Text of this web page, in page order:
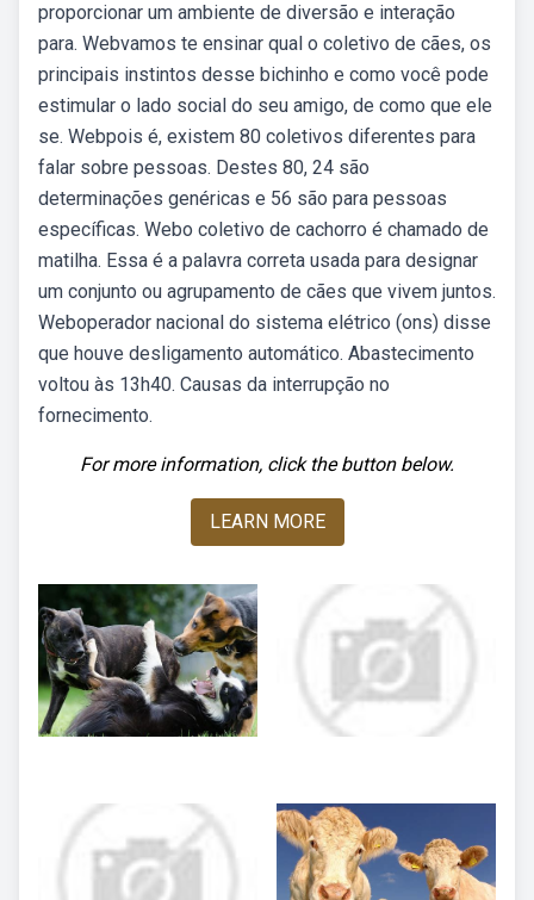
proporcionar um ambiente de diversão e interação
para. Webvamos te ensinar qual o coletivo de cães, os
principais instintos desse bichinho e como você pode
estimular o lado social do seu amigo, de como que ele
se. Webpois é, existem 80 coletivos diferentes para
falar sobre pessoas. Destes 80, 24 são
determinações genéricas e 56 são para pessoas
específicas. Webo coletivo de cachorro é chamado de
matilha. Essa é a palavra correta usada para designar
um conjunto ou agrupamento de cães que vivem juntos.
Weboperador nacional do sistema elétrico (ons) disse
que houve desligamento automático. Abastecimento
voltou às 13h40. Causas da interrupção no
fornecimento.
For more information, click the button below.
LEARN MORE